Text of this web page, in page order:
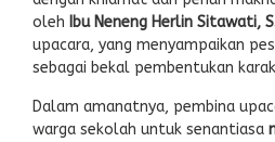
oleh Ibu Neneng Herlin Sitawati,
upacara, yang menyampaikan
sebagai bekal pembentukan
Dalam amanatnya, pembina
warga sekolah untuk senantiasa